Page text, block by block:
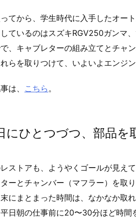
てから、学生時代に入手したオー
ているのはスズキRGV250ガンマ
、キャブレターの組み立てとチャ
らを取りつけて、いよいよエンジ
は、 こちら 。
にひとつづつ、部品を
ストアも、ようやくゴールが見えて
ーとチャンバー（マフラー）を取
にまとまった時間は、なかなか取れ
日朝の仕事前に20〜30分ほど時間